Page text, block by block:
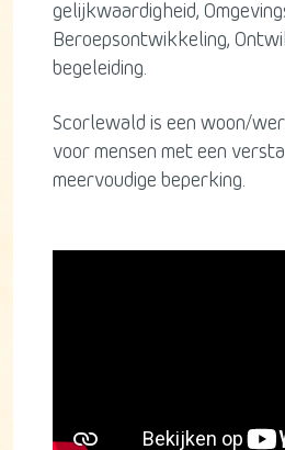
gelijkwaardigheid,
Beroepsontwikkeling,
begeleiding.
Scorlewald is een woon/
voor mensen met een
meervoudige beperking.